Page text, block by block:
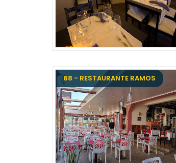
68 - RESTAURANTE RAMOS